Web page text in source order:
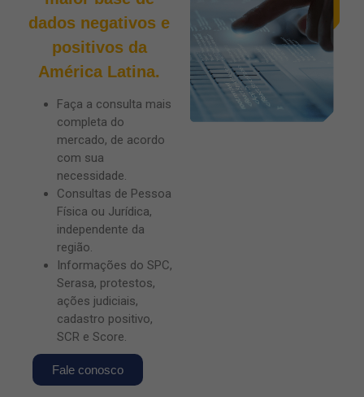
dados negativos e
positivos da
América Latina.
Faça a consulta mais
completa do
mercado, de acordo
com sua
necessidade.
Consultas de Pessoa
Física ou Jurídica,
independente da
região.
Informações do SPC,
Serasa, protestos,
ações judiciais,
cadastro positivo,
SCR e Score.
Fale conosco